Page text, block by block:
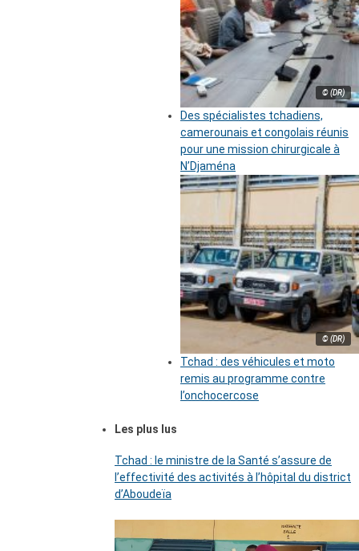
© (DR)
Des spécialistes tchadiens,
camerounais et congolais réunis
pour une mission chirurgicale à
N’Djaména
© (DR)
Tchad : des véhicules et moto
remis au programme contre
l’onchocercose
Les plus lus
Tchad : le ministre de la Santé s’assure de
l’effectivité des activités à l’hôpital du district
d’Aboudeïa